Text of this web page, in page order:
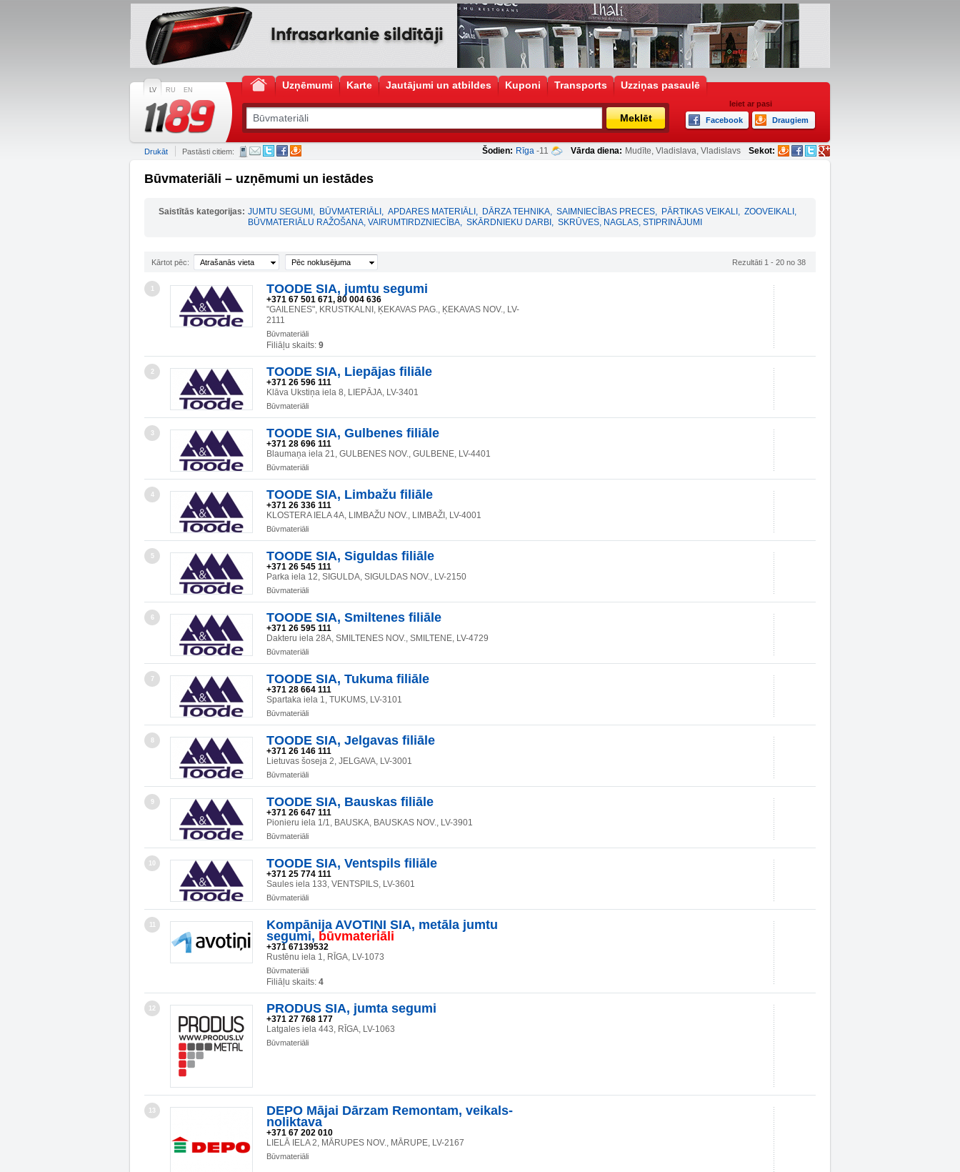
LV RU EN Uzņēmumi Karte Jautājumi un atbildes Kuponi Transports Uzziņas pasaulē
Meklēt
Ieiet ar pasi
Facebook
Draugiem
Šodien: Rīga -11 Vārda diena: Mudīte, Vladislava, Vladislavs Sekot:
Drukāt Pastāsti citiem:
Būvmateriāli – uzņēmumi un iestādes
Saistītās kategorijas: JUMTU SEGUMI , BŪVMATERIĀLI , APDARES MATERIĀLI , DĀRZA TEHNIKA, SAIMNIECĪBAS PRECES, PĀRTIKAS VEIKALI , ZOOVEIKALI ,
BŪVMATERIĀLU RAŽOŠANA, VAIRUMTIRDZNIECĪBA, SKĀRDNIEKU DARBI , SKRŪVES, NAGLAS, STIPRINĀJUMI
Kārtot pēc: Atrašanās vieta Pēc noklusējuma Rezultāti 1 - 20 no 38
1 TOODE SIA, jumtu segumi
+371 67 501 671, 80 004 636
"GAILENES", KRUSTKALNI, ĶEKAVAS PAG., ĶEKAVAS NOV., LV-
2111
Būvmateriāli
Filiāļu skaits: 9
2 TOODE SIA, Liepājas filiāle
+371 26 596 111
Klāva Ukstiņa iela 8, LIEPĀJA, LV-3401
Būvmateriāli
3 TOODE SIA, Gulbenes filiāle
+371 28 696 111
Blaumaņa iela 21, GULBENES NOV., GULBENE, LV-4401
Būvmateriāli
4 TOODE SIA, Limbažu filiāle
+371 26 336 111
KLOSTERA IELA 4A, LIMBAŽU NOV., LIMBAŽI, LV-4001
Būvmateriāli
5 TOODE SIA, Siguldas filiāle
+371 26 545 111
Parka iela 12, SIGULDA, SIGULDAS NOV., LV-2150
Būvmateriāli
6 TOODE SIA, Smiltenes filiāle
+371 26 595 111
Dakteru iela 28A, SMILTENES NOV., SMILTENE, LV-4729
Būvmateriāli
7 TOODE SIA, Tukuma filiāle
+371 28 664 111
Spartaka iela 1, TUKUMS, LV-3101
Būvmateriāli
8 TOODE SIA, Jelgavas filiāle
+371 26 146 111
Lietuvas šoseja 2, JELGAVA, LV-3001
Būvmateriāli
9 TOODE SIA, Bauskas filiāle
+371 26 647 111
Pionieru iela 1/1, BAUSKA, BAUSKAS NOV., LV-3901
Būvmateriāli
10 TOODE SIA, Ventspils filiāle
+371 25 774 111
Saules iela 133, VENTSPILS, LV-3601
Būvmateriāli
11
Kompānija AVOTIŅI SIA, metāla jumtu
segumi, būvmateriāli
+371 67139532
Rustēnu iela 1, RĪGA, LV-1073
Būvmateriāli
Filiāļu skaits: 4
12 PRODUS SIA, jumta segumi
+371 27 768 177
Latgales iela 443, RĪGA, LV-1063
Būvmateriāli
13
DEPO Mājai Dārzam Remontam, veikals-
noliktava
+371 67 202 010
LIELĀ IELA 2, MĀRUPES NOV., MĀRUPE, LV-2167
Būvmateriāli